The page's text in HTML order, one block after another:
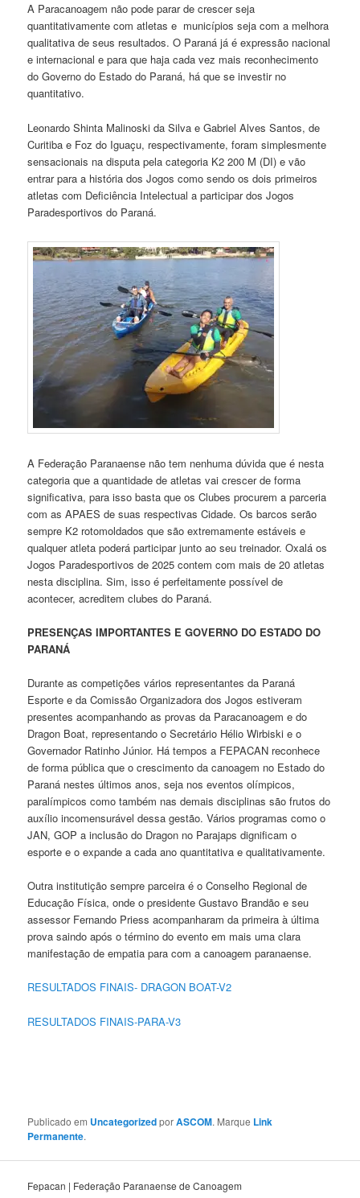
A Paracanoagem não pode parar de crescer seja
quantitativamente com atletas e municípios seja com a melhora
qualitativa de seus resultados. O Paraná já é expressão nacional
e internacional e para que haja cada vez mais reconhecimento
do Governo do Estado do Paraná, há que se investir no
quantitativo.
Leonardo Shinta Malinoski da Silva e Gabriel Alves Santos, de
Curitiba e Foz do Iguaçu, respectivamente, foram simplesmente
sensacionais na disputa pela categoria K2 200 M (DI) e vão
entrar para a história dos Jogos como sendo os dois primeiros
atletas com Deficiência Intelectual a participar dos Jogos
Paradesportivos do Paraná.
A Federação Paranaense não tem nenhuma dúvida que é nesta
categoria que a quantidade de atletas vai crescer de forma
significativa, para isso basta que os Clubes procurem a parceria
com as APAES de suas respectivas Cidade. Os barcos serão
sempre K2 rotomoldados que são extremamente estáveis e
qualquer atleta poderá participar junto ao seu treinador. Oxalá os
Jogos Paradesportivos de 2025 contem com mais de 20 atletas
nesta disciplina. Sim, isso é perfeitamente possível de
acontecer, acreditem clubes do Paraná.
PRESENÇAS IMPORTANTES E GOVERNO DO ESTADO DO
PARANÁ
Durante as competições vários representantes da Paraná
Esporte e da Comissão Organizadora dos Jogos estiveram
presentes acompanhando as provas da Paracanoagem e do
Dragon Boat, representando o Secretário Hélio Wirbiski e o
Governador Ratinho Júnior. Há tempos a FEPACAN reconhece
de forma pública que o crescimento da canoagem no Estado do
Paraná nestes últimos anos, seja nos eventos olímpicos,
paralímpicos como também nas demais disciplinas são frutos do
auxílio incomensurável dessa gestão. Vários programas como o
JAN, GOP a inclusão do Dragon no Parajaps dignificam o
esporte e o expande a cada ano quantitativa e qualitativamente.
Outra institutição sempre parceira é o Conselho Regional de
Educação Física, onde o presidente Gustavo Brandão e seu
assessor Fernando Priess acompanharam da primeira à última
prova saindo após o término do evento em mais uma clara
manifestação de empatia para com a canoagem paranaense.
RESULTADOS FINAIS- DRAGON BOAT-V2
RESULTADOS FINAIS-PARA-V3
Publicado em UncategorizedporASCOM. Marque Link
Permanente.
Fepacan | Federação Paranaense de Canoagem